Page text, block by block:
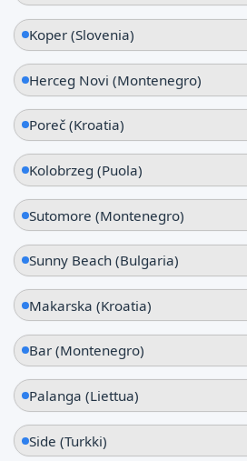
Koper (Slovenia)
Herceg Novi (Montenegro)
Poreč (Kroatia)
Kolobrzeg (Puola)
Sutomore (Montenegro)
Sunny Beach (Bulgaria)
Makarska (Kroatia)
Bar (Montenegro)
Palanga (Liettua)
Side (Turkki)